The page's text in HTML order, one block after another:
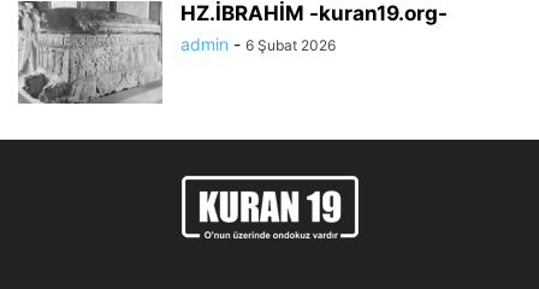
HZ.İBRAHİM -kuran19.org-
admin - 6 Şubat 2026